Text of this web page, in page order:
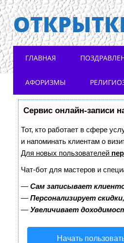
Main menu
ГЛАВНАЯ
АФОРИЗМЫ
Сервис онлайн-записи
Тот, кто работает в сфере
и напоминать клиентам о
Для новых пользователей
Чат-бот для мастеров и
—Сам записывает
—Персонализирует
—Увеличивает
Начать